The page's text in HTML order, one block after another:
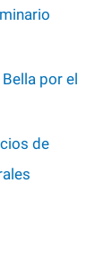
por el
de